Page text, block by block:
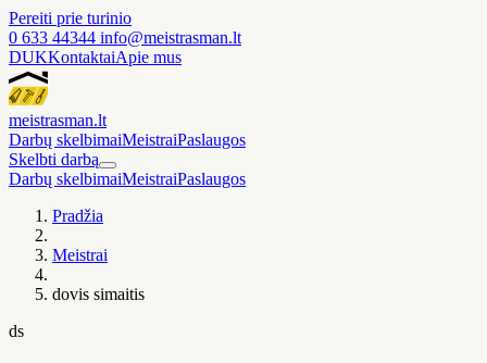
Pereiti prie turinio
0 633 44344 info@meistrasman.lt
DUKKontaktaiApie mus
meistrasman.lt
Darbų skelbimaiMeistraiPaslaugos
Skelbti darbą
Darbų skelbimaiMeistraiPaslaugos
Pradžia
Meistrai
dovis simaitis
ds